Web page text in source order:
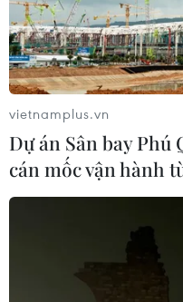
vietnamplus.vn
Dự án Sân bay Phú
cán mốc vận hành